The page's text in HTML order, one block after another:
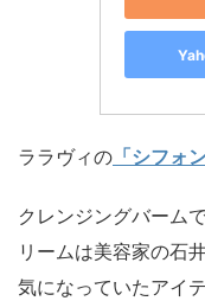
ララヴィの 「シフォ
クレンジングバーム
リームは美容家の石
気になっていたアイ